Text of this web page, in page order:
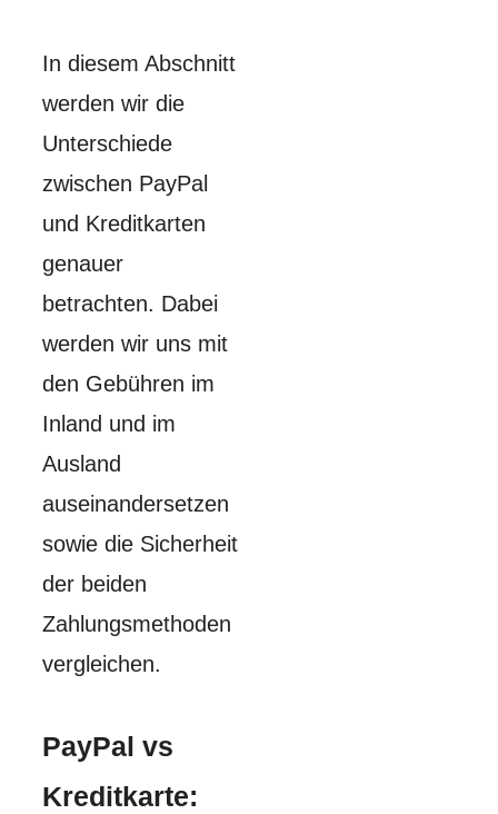
In diesem Abschnitt
werden wir die
Unterschiede
zwischen PayPal
und Kreditkarten
genauer
betrachten. Dabei
werden wir uns mit
den Gebühren im
Inland und im
Ausland
auseinandersetzen
sowie die Sicherheit
der beiden
Zahlungsmethoden
vergleichen.
PayPal vs
Kreditkarte: